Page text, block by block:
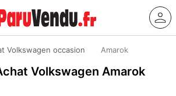
Volkswagen occasion Amarok
Volkswagen Amarok